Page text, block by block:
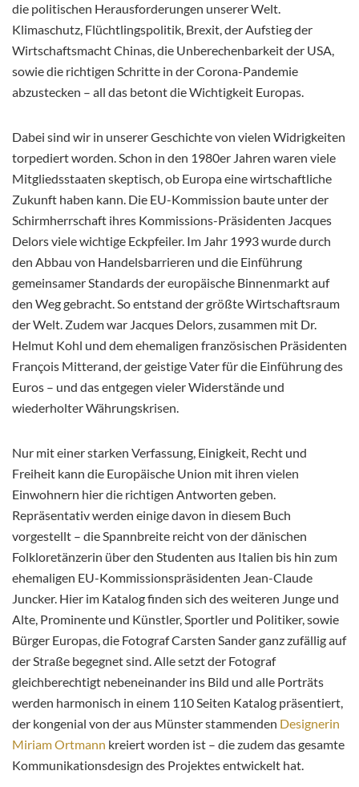
die politischen Herausforderungen unserer Welt.
Klimaschutz, Flüchtlingspolitik, Brexit, der Aufstieg der
Wirtschaftsmacht Chinas, die Unberechenbarkeit der USA,
sowie die richtigen Schritte in der Corona-Pandemie
abzustecken – all das betont die Wichtigkeit Europas.
Dabei sind wir in unserer Geschichte von vielen Widrigkeiten
torpediert worden. Schon in den 1980er Jahren waren viele
Mitgliedsstaaten skeptisch, ob Europa eine wirtschaftliche
Zukunft haben kann. Die EU-Kommission baute unter der
Schirmherrschaft ihres Kommissions-Präsidenten Jacques
Delors viele wichtige Eckpfeiler. Im Jahr 1993 wurde durch
den Abbau von Handelsbarrieren und die Einführung
gemeinsamer Standards der europäische Binnenmarkt auf
den Weg gebracht. So entstand der größte Wirtschaftsraum
der Welt. Zudem war Jacques Delors, zusammen mit Dr.
Helmut Kohl und dem ehemaligen französischen Präsidenten
François Mitterand, der geistige Vater für die Einführung des
Euros – und das entgegen vieler Widerstände und
wiederholter Währungskrisen.
Nur mit einer starken Verfassung, Einigkeit, Recht und
Freiheit kann die Europäische Union mit ihren vielen
Einwohnern hier die richtigen Antworten geben.
Repräsentativ werden einige davon in diesem Buch
vorgestellt – die Spannbreite reicht von der dänischen
Folkloretänzerin über den Studenten aus Italien bis hin zum
ehemaligen EU-Kommissionspräsidenten Jean-Claude
Juncker. Hier im Katalog finden sich des weiteren Junge und
Alte, Prominente und Künstler, Sportler und Politiker, sowie
Bürger Europas, die Fotograf Carsten Sander ganz zufällig auf
der Straße begegnet sind. Alle setzt der Fotograf
gleichberechtigt nebeneinander ins Bild und alle Porträts
werden harmonisch in einem 110 Seiten Katalog präsentiert,
der kongenial von der aus Münster stammenden Designerin
Miriam Ortmann kreiert worden ist – die zudem das gesamte
Kommunikationsdesign des Projektes entwickelt hat.